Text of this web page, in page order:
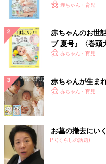
いっぱい！
赤ちゃん・育児
赤ちゃんのお世
ブ 夏号』〈巻頭
く！ おっぱい・
赤ちゃん・育児
赤ちゃんが生ま
赤ちゃん・育児
お墓の撤去にい
PR(くらしの話題)